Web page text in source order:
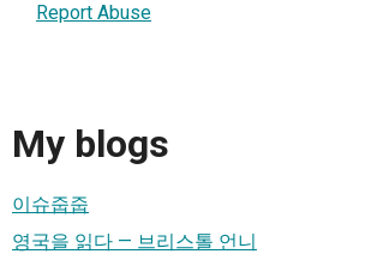
Report Abuse
My blogs
이슈줍줍
영국을 읽다 — 브리스톨 언니